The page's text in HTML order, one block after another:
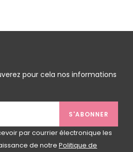
pour cela nos informations
S'ABONNER
par courrier électronique les
de notre Politique de